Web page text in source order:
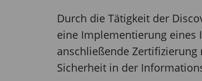
Durch die Tätigkeit der
eine Implementierung eines
anschließende Zertifizierung
Sicherheit in der